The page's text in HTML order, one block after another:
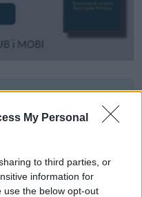
My Personal
to third parties, or
information for
use the below opt-out
Dobrego słownika.